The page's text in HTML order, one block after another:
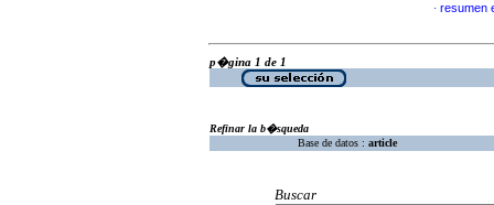
· resumen
p�gina 1 de 1
Refinar la b�squeda
Base de datos : article
Buscar